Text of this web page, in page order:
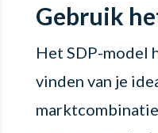
Gebruik
Het SDP-model
vinden van je